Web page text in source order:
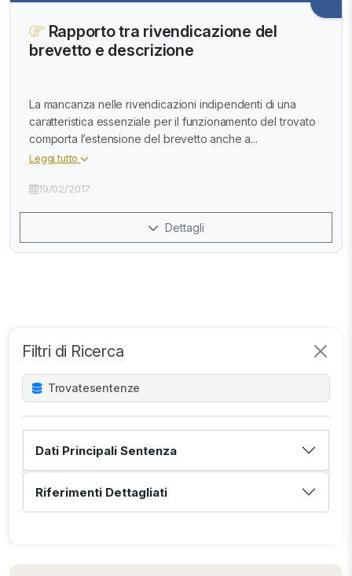
Filtri di Ricerca
Trovatesentenze
Dati Principali Sentenza
Riferimenti Dettagliati
Rapporto tra rivendicazione del
brevetto e descrizione
La mancanza nelle rivendicazioni indipendenti di una
caratteristica essenziale per il funzionamento del trovato
comporta l’estensione del brevetto anche a...
Leggi tutto
19/02/2017
Dettagli